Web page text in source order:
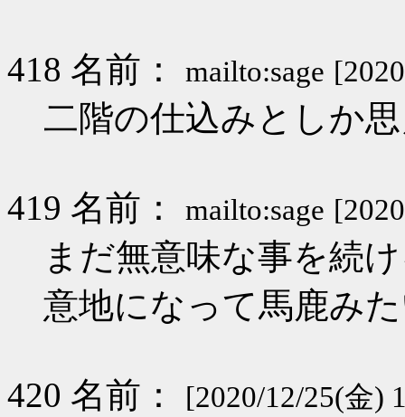
418 名前： mailto:sage
二階の仕込みとしか
419 名前： mailto:sage
まだ無意味な事を続
意地になって馬鹿み
420 名前： [2020/12/25(金)